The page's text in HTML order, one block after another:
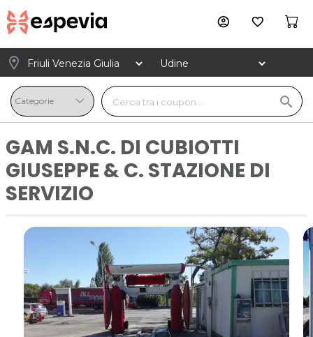
search
account_circle favorite_border
location_on
GAM S.N.C. DI CUBIOTTI
GIUSEPPE & C. STAZIONE DI
SERVIZIO